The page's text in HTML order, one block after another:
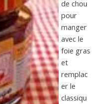
de chou
pour
manger
avec le
foie gras
et
remplac
er le
classiqu